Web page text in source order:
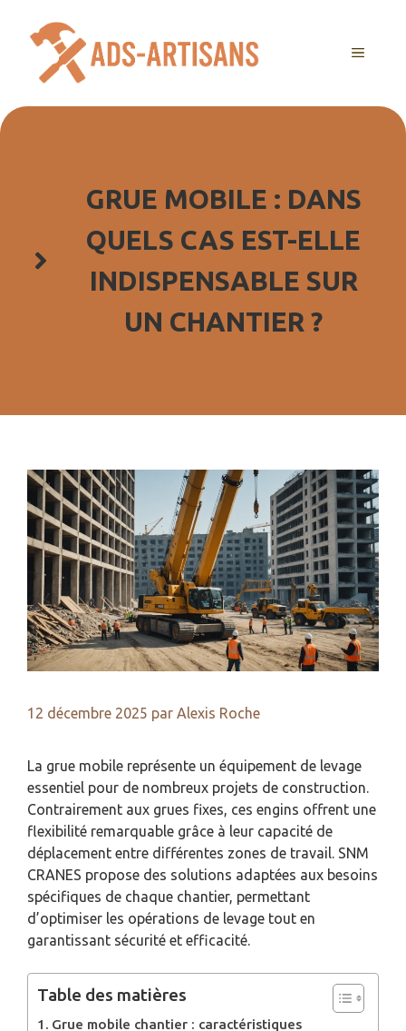
MENU
GRUE MOBILE : DANS
QUELS CAS EST-ELLE
INDISPENSABLE SUR
UN CHANTIER ?
12 décembre 2025 par Alexis Roche
La grue mobile représente un équipement de levage
essentiel pour de nombreux projets de construction.
Contrairement aux grues fixes, ces engins offrent une
flexibilité remarquable grâce à leur capacité de
déplacement entre différentes zones de travail. SNM
CRANES propose des solutions adaptées aux besoins
spécifiques de chaque chantier, permettant
d’optimiser les opérations de levage tout en
garantissant sécurité et efficacité.
Table des matières
Grue mobile chantier : caractéristiques